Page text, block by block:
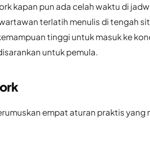
kapan pun ada celah waktu di
terlatih menulis di tengah
tinggi untuk masuk ke
untuk pemula.
empat aturan praktis yang